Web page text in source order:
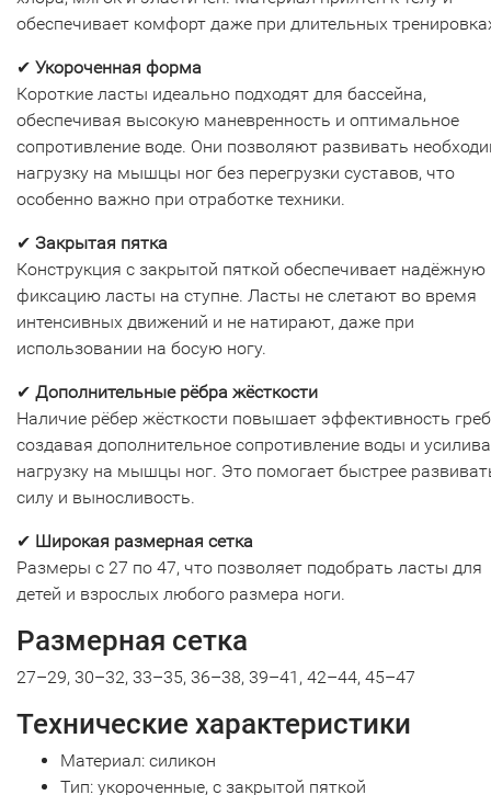
обеспечивает комфорт даже при длительных
✔ Укороченная форма
Короткие ласты идеально подходят для бассейна,
обеспечивая высокую маневренность и оптимальное
сопротивление воде. Они позволяют развивать
нагрузку на мышцы ног без перегрузки суставов, что
особенно важно при отработке техники.
✔ Закрытая пятка
Конструкция с закрытой пяткой обеспечивает надёжную
фиксацию ласты на ступне. Ласты не слетают во время
интенсивных движений и не натирают, даже при
использовании на босую ногу.
✔ Дополнительные рёбра жёсткости
Наличие рёбер жёсткости повышает эффективность
создавая дополнительное сопротивление воды и
нагрузку на мышцы ног. Это помогает быстрее
силу и выносливость.
✔ Широкая размерная сетка
Размеры с 27 по 47, что позволяет подобрать ласты для
детей и взрослых любого размера ноги.
Размерная сетка
27–29, 30–32, 33–35, 36–38, 39–41, 42–44, 45–47
Технические характеристики
Материал: силикон
Тип: укороченные, с закрытой пяткой